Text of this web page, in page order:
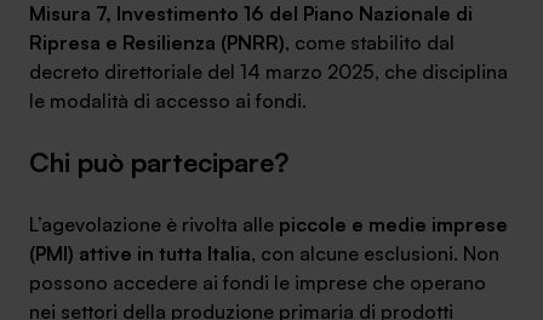
info@safinance.it
SA Finance Mediazione Creditizia Srl, società di mediazione creditizia iscritta
all'Oam n.M336
Misura 7, Investimento 16 del Piano Nazionale di
Ripresa e Resilienza (PNRR), come stabilito dal
decreto direttoriale del 14 marzo 2025, che disciplina
le modalità di accesso ai fondi.
Chi può partecipare?
L’agevolazione è rivolta alle piccole e medie imprese
(PMI) attive in tutta Italia, con alcune esclusioni. Non
possono accedere ai fondi le imprese che operano
nei settori della produzione primaria di prodotti